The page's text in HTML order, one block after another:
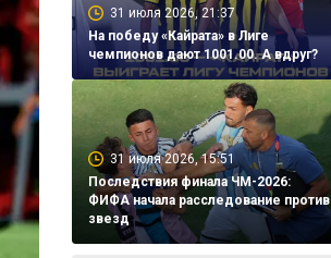
31 июля 2026, 21:37
На победу «Кайрата» в Лиге
чемпионов дают 1001.00. А вдруг?
31 июля 2026, 15:51
Последствия финала ЧМ-2026:
ФИФА начала расследование против
звезд